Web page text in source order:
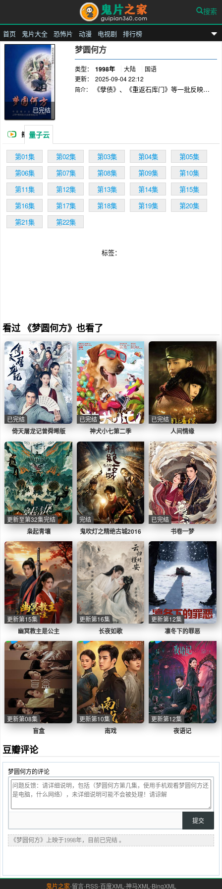
鬼片之家
首页 鬼片大全 恐怖片 动漫 电视剧 排行榜
搜索
已完结
梦圆何方
类型： 1998年 大陆
国语
更新：
2025-09-04 22:12
简介：
《孽债》、《重返石库门》等一批反映上
播 量子云
第01集 第02集 第03集 第04集
第05集
第06集
第07集 第08集 第09集
第10集
第11集
第12集 第13集 第14集
第15集
第16集
第17集 第18集 第19集
第20集
第21集
第22集
标签：
看过 《梦圆何方》也看了
倚天屠龙记曾舜晞版
已完结
神犬小七第二季
已完结
人间情缘
已完结
枭起青壤
更新至第32集完结
鬼吹灯之精绝古城2016
完结
书卷一梦
已完结
幽冥教主是公主
更新第15集
长夜如歌
更新第16集
凛冬下的罪恶
更新第12集
盲盒
更新第08集
南戏
更新第10集
夜语记
更新第12集
豆瓣评论
梦圆何方的评论
《梦圆何方》上映于1998年，目前已完结 。
鬼片之家-留言-RSS-百度XML -神马XML -BingXML